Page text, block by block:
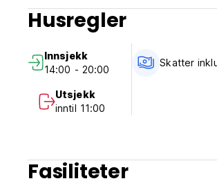
Panajachel. Du kan til og med be
Husregler
Innsjekk
14:00 - 20:00
Utsjekk
inntil 11:00
Skatter
Fasiliteter